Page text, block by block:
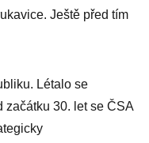
Ještě před tím
Létalo se
začátku 30. let se ČSA